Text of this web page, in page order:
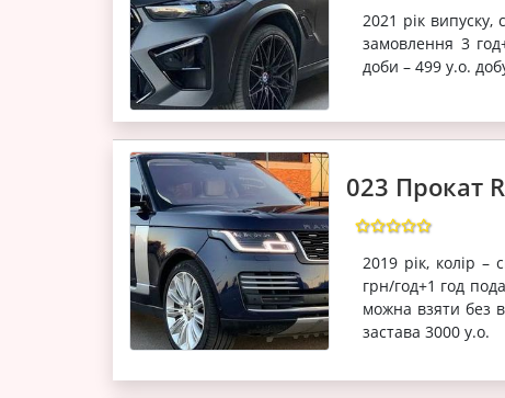
2021 рік
замовлення 3
доби – 499 у.о.
023 Прокат
2019 рік, колір –
грн/год+1 год
можна взяти без
застава 3000 у.о.